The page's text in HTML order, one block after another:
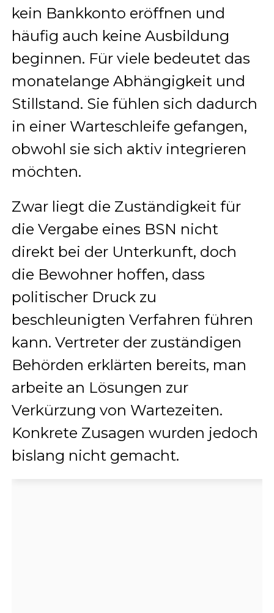
kein Bankkonto eröffnen und
häufig auch keine Ausbildung
beginnen. Für viele bedeutet das
monatelange Abhängigkeit und
Stillstand. Sie fühlen sich dadurch
in einer Warteschleife gefangen,
obwohl sie sich aktiv integrieren
möchten.
Zwar liegt die Zuständigkeit für
die Vergabe eines BSN nicht
direkt bei der Unterkunft, doch
die Bewohner hoffen, dass
politischer Druck zu
beschleunigten Verfahren führen
kann. Vertreter der zuständigen
Behörden erklärten bereits, man
arbeite an Lösungen zur
Verkürzung von Wartezeiten.
Konkrete Zusagen wurden jedoch
bislang nicht gemacht.